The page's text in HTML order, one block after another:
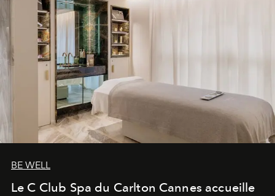
BE WELL
Le C Club Spa du Carlton Cannes accueille